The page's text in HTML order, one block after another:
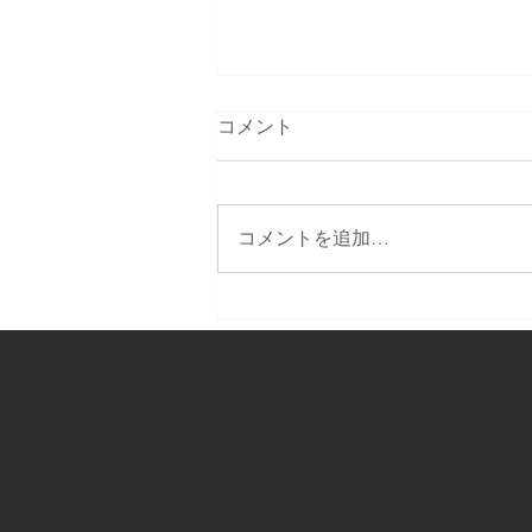
テレビで生中継します
コメント
コメントを追加…